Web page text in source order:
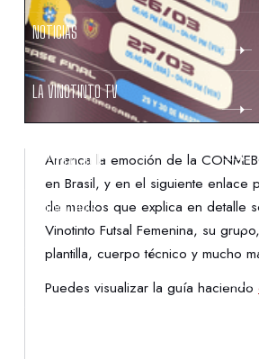
NOTICIAS
LA VINOTINTO TV
NOTIFICACIONES
NORMATIVAS
Arranca la emoción de la
en Brasil, y en el siguiente enlace
de medios que explica en detalle
Vinotinto Futsal Femenina, su
plantilla, cuerpo técnico y mucho
Puedes visualizar la guía haciendo